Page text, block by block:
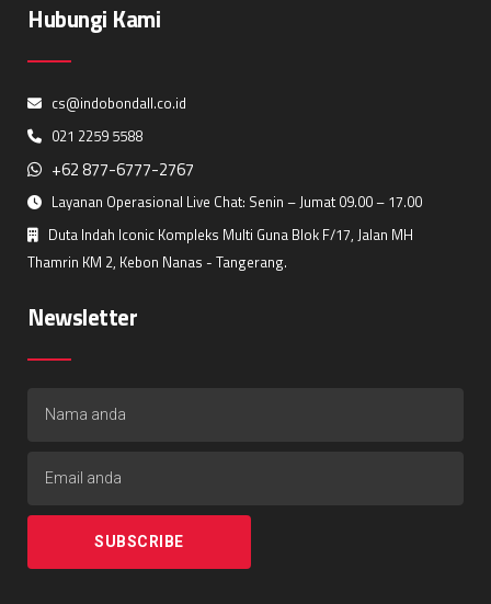
Hubungi Kami
cs@indobondall.co.id
021 2259 5588
+62 877-6777-2767
Layanan Operasional Live Chat: Senin – Jumat 09.00 – 17.00
Duta Indah Iconic Kompleks Multi Guna Blok F/17, Jalan MH
Thamrin KM 2, Kebon Nanas - Tangerang.
Newsletter